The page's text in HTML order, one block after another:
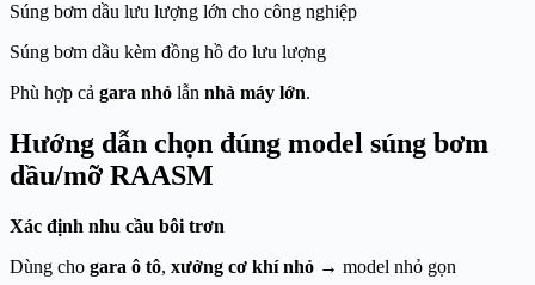
Súng bơm dầu lưu lượng lớn cho công nghiệp
Súng bơm dầu kèm đồng hồ đo lưu lượng
Phù hợp cả gara nhỏ lẫn nhà máy lớn.
Hướng dẫn chọn đúng model súng bơm
dầu/mỡ RAASM
Xác định nhu cầu bôi trơn
Dùng cho gara ô tô, xưởng cơ khí nhỏ → model nhỏ gọn